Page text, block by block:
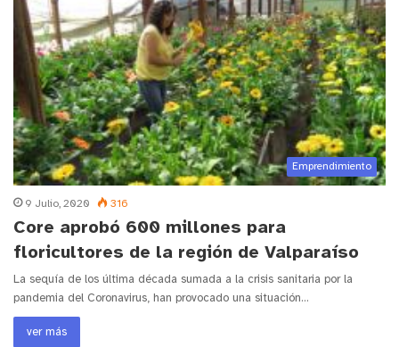
Emprendimiento
9 Julio, 2020 316
Core aprobó 600 millones para
floricultores de la región de Valparaíso
La sequía de los última década sumada a la crisis sanitaria por la
pandemia del Coronavirus, han provocado una situación…
ver más